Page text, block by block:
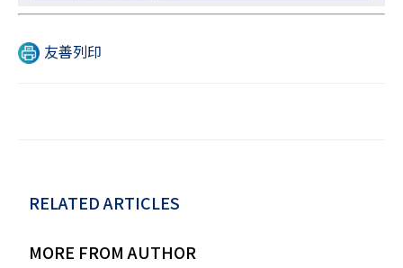
友善列印
RELATED ARTICLES
MORE FROM AUTHOR